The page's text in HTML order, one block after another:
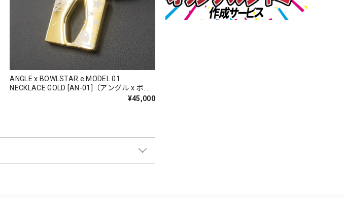
ANGLE x BOWLSTAR e.MODEL 01
NECKLACE GOLD [AN-01]（アングル x ボウ
ルスター ｅ. モデル 01 ネックレス ゴール
¥45,000